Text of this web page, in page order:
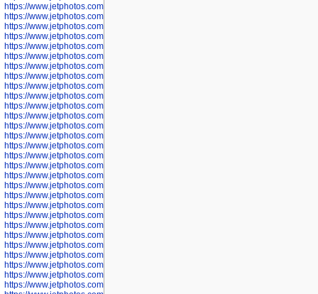
https://www.jetphotos.com/photographer/602900
https://www.jetphotos.com/photographer/602904
https://www.jetphotos.com/photographer/602907
https://www.jetphotos.com/photographer/602913
https://www.jetphotos.com/photographer/602916
https://www.jetphotos.com/photographer/602918
https://www.jetphotos.com/photographer/602922
https://www.jetphotos.com/photographer/602923
https://www.jetphotos.com/photographer/602925
https://www.jetphotos.com/photographer/602926
https://www.jetphotos.com/photographer/600534
https://www.jetphotos.com/photographer/600535
https://www.jetphotos.com/photographer/600536
https://www.jetphotos.com/photographer/600538
https://www.jetphotos.com/photographer/600539
https://www.jetphotos.com/photographer/600540
https://www.jetphotos.com/photographer/600542
https://www.jetphotos.com/photographer/600543
https://www.jetphotos.com/photographer/600544
https://www.jetphotos.com/photographer/600547
https://www.jetphotos.com/photographer/600548
https://www.jetphotos.com/photographer/600549
https://www.jetphotos.com/photographer/600550
https://www.jetphotos.com/photographer/600552
https://www.jetphotos.com/photographer/600553
https://www.jetphotos.com/photographer/600555
https://www.jetphotos.com/photographer/600558
https://www.jetphotos.com/photographer/600565
https://www.jetphotos.com/photographer/600566